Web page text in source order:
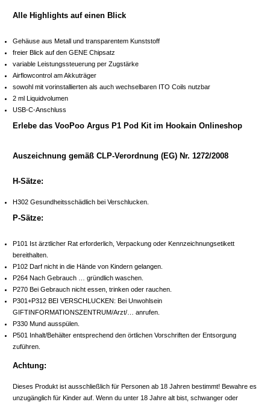
Alle Highlights auf einen Blick
Gehäuse aus Metall und transparentem Kunststoff
freier Blick auf den GENE Chipsatz
variable Leistungssteuerung per Zugstärke
Airflowcontrol am Akkuträger
sowohl mit vorinstallierten als auch wechselbaren ITO Coils nutzbar
2 ml Liquidvolumen
USB-C-Anschluss
Erlebe das VooPoo Argus P1 Pod Kit im Hookain Onlineshop
Auszeichnung gemäß CLP-Verordnung (EG) Nr. 1272/2008
H-Sätze:
H302 Gesundheitsschädlich bei Verschlucken.
P-Sätze:
P101 Ist ärztlicher Rat erforderlich, Verpackung oder Kennzeichnungsetikett
bereithalten.
P102 Darf nicht in die Hände von Kindern gelangen.
P264 Nach Gebrauch … gründlich waschen.
P270 Bei Gebrauch nicht essen, trinken oder rauchen.
P301+P312 BEI VERSCHLUCKEN: Bei Unwohlsein
GIFTINFORMATIONSZENTRUM/Arzt/… anrufen.
P330 Mund ausspülen.
P501 Inhalt/Behälter entsprechend den örtlichen Vorschriften der Entsorgung
zuführen.
Achtung:
Dieses Produkt ist ausschließlich für Personen ab 18 Jahren bestimmt! Bewahre es
unzugänglich für Kinder auf. Wenn du unter 18 Jahre alt bist, schwanger oder